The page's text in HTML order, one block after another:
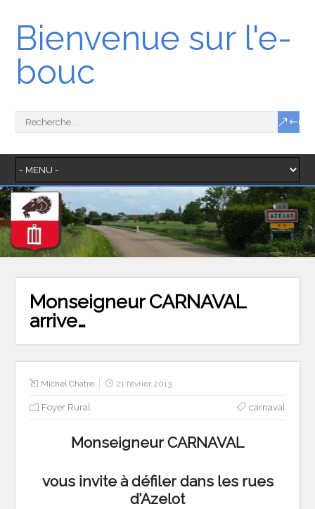
Bienvenue sur l'e-
bouc
Monseigneur CARNAVAL
arrive…
Michel Chatre 21 février 2013
Foyer Rural carnaval
Monseigneur CARNAVAL
vous invite à défiler dans les rues
d’Azelot